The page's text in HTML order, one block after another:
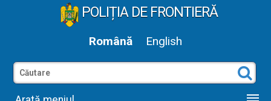
POLIȚIA DE FRONTIERĂ
Română English